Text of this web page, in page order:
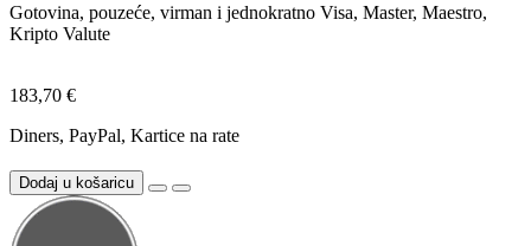
Gotovina, pouzeće, virman i jednokratno Visa, Master, Maestro,
Kripto Valute
183,70 €
Diners, PayPal, Kartice na rate
Dodaj u košaricu